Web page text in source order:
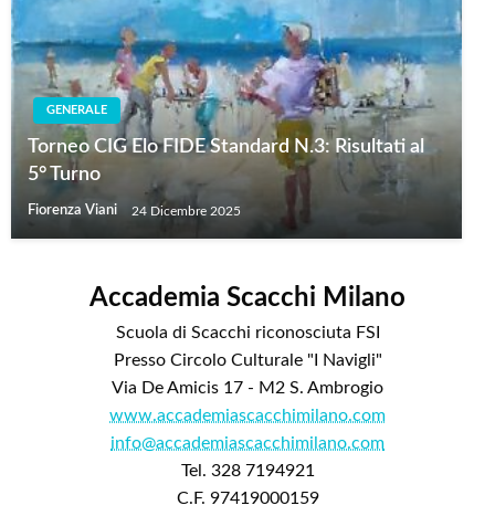
GENERALE
Torneo CIG Elo FIDE Standard N.3: Risultati al
5° Turno
Fiorenza Viani 24 Dicembre 2025
Accademia Scacchi Milano
Scuola di Scacchi riconosciuta FSI
Presso Circolo Culturale "I Navigli"
Via De Amicis 17 - M2 S. Ambrogio
www.accademiascacchimilano.com
info@accademiascacchimilano.com
Tel. 328 7194921
C.F. 97419000159